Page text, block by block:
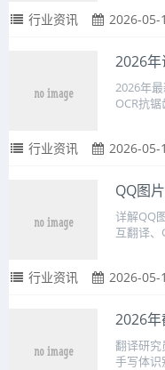
行业资讯 2026-05-
2026年
2026年
OCR抗
行业资讯 2026-05-
QQ图
详解QQ
互翻译、
行业资讯 2026-05-
2026年
翻译研究
手写体识